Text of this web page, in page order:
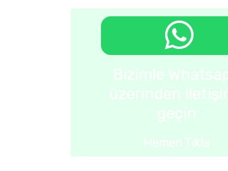
Bizimle
üzerinden
geçin
Hemen Tıkla